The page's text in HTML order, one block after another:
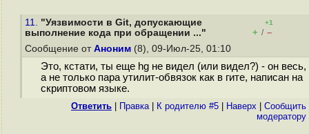
11. "Уязвимости в Git, допускающие
выполнение кода при обращении ..."
+1
+ / –
Сообщение от Аноним (8), 09-Июл-25, 01:10
Это, кстати, ты еще hg не видел (или видел?) - он весь,
а не только пара утилит-обвязок как в гите, написан на
скриптовом языке.
Ответить Правка| К родителю #5 Наверх
Cообщить
модератору